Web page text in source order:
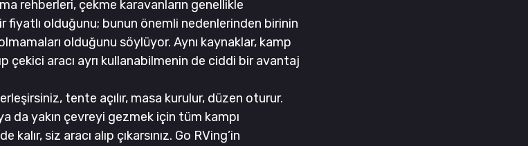
rehberleri, çekme karavanların genellikle
olduğunu; bunun önemli nedenlerinden birinin
olduğunu söylüyor. Aynı kaynaklar, kamp
çekici aracı ayrı kullanabilmenin de ciddi bir avantaj
tente açılır, masa kurulur, düzen oturur.
da yakın çevreyi gezmek için tüm kampı
siz aracı alıp çıkarsınız. Go RVing’in